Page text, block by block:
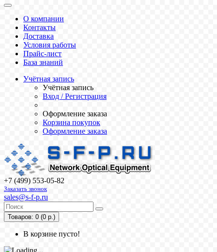
О компании
Контакты
Доставка
Условия работы
Прайс-лист
База знаний
Учётная запись
Учётная запись
Вход / Регистрация
Оформление заказа
Корзина покупок
Оформление заказа
+7 (499) 553-05-82
Заказать звонок
sales@s-f-p.ru
Товаров: 0 (0 р.)
В корзине пусто!